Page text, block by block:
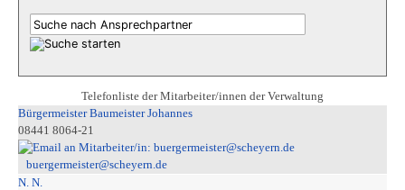
Telefonliste der Mitarbeiter/innen der Verwaltung
Bürgermeister Baumeister Johannes
08441 8064-21
buergermeister@scheyern.de
N. N.